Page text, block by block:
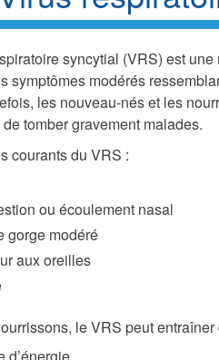
syncytial (VRS) est
symptômes modérés
les nouveau-nés et les
tomber gravement malades.
courants du VRS :
ou écoulement nasal
gorge modéré
aux oreilles
le VRS peut entraîner